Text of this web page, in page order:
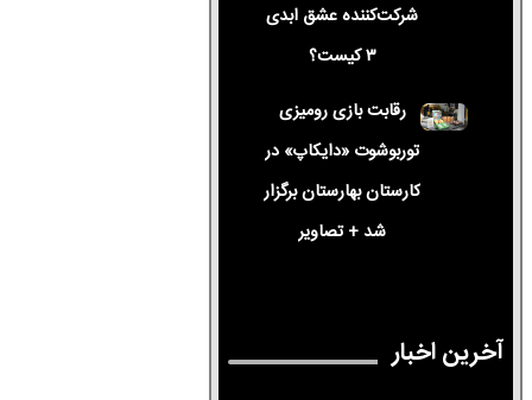
شرکت‌کننده عشق ابدی
۳ کیست؟
رقابت بازی رومیزی
توربوشوت «دایکاپ» در
کارستان بهارستان برگزار
شد + تصاویر
آخرین اخبار